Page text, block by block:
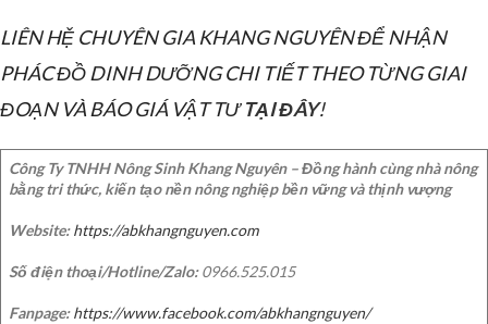
LIÊN HỆ CHUYÊN GIA KHANG NGUYÊN ĐỂ NHẬN
PHÁC ĐỒ DINH DƯỠNG CHI TIẾT THEO TỪNG GIAI
ĐOẠN VÀ BÁO GIÁ VẬT TƯTẠI ĐÂY!
Công Ty TNHH Nông Sinh Khang Nguyên – Đồng hành cùng nhà nông
bằng tri thức, kiến tạo nền nông nghiệp bền vững và thịnh vượng
Website: https://abkhangnguyen.com
Số điện thoại/Hotline/Zalo:0966.525.015
Fanpage:https://www.facebook.com/abkhangnguyen/